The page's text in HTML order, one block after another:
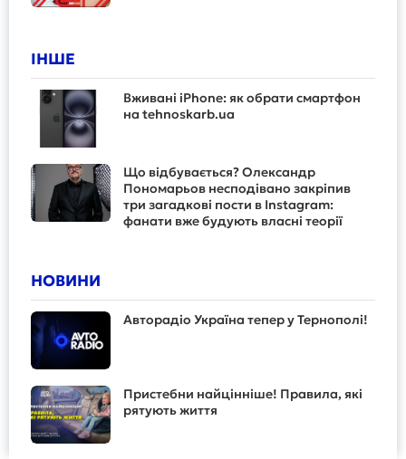
ІНШЕ
Вживані iPhone: як обрати смартфон
на tehnoskarb.ua
Що відбувається? Олександр
Пономарьов несподівано закріпив
три загадкові пости в Instagram:
фанати вже будують власні теорії
НОВИНИ
Авторадіо Україна тепер у Тернополі!
Пристебни найцінніше! Правила, які
рятують життя